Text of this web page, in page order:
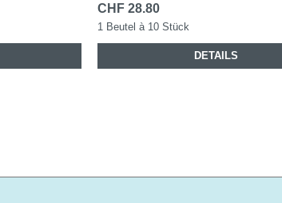
CHF 28.80
1 Beutel à 10 Stück
DETAILS